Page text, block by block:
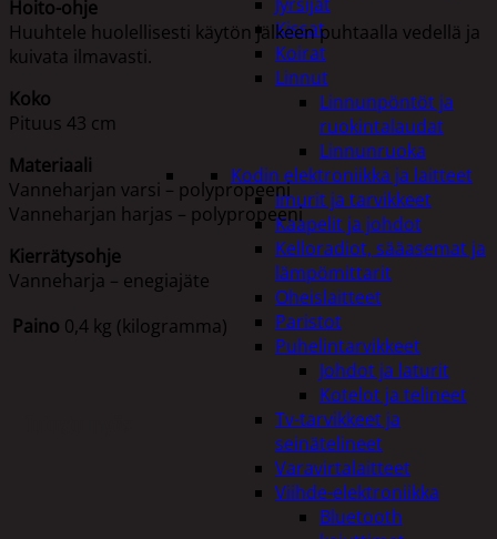
Kissat
Koirat
Linnut
Linnunpöntöt ja
ruokintalaudat
Linnunruoka
Kodin elektroniikka ja laitteet
Imurit ja tarvikkeet
Kaapelit ja johdot
Kelloradiot, sääasemat ja
lämpömittarit
Oheislaitteet
Paristot
Puhelintarvikkeet
Johdot ja laturit
Kotelot ja telineet
Tv-tarvikkeet ja
seinätelineet
Varavirtalaitteet
Viihde-elektroniikka
Bluetooth
Hoito-ohje
Huuhtele huolellisesti käytön jälkeen puhtaalla vedellä ja
kuivata ilmavasti.
Koko
Pituus 43 cm
Materiaali
Vanneharjan varsi – polypropeeni
Vanneharjan harjas – polypropeeni
Kierrätysohje
Vanneharja – enegiajäte
Paino 0,4 kg (kilogramma)